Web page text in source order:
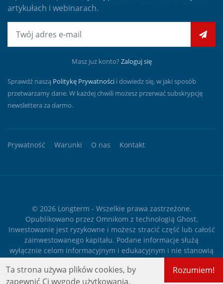
artykułach i webinarach.
Masz już konto? Zaloguj się
Sprawdź naszą Politykę Prywatności i dowiedz się, w jaki sposób
przetwarzamy dane. W każdej chwili możesz przerwać subskrypcję
newslettera za darmo.
Prywatność Warunki O nas Kontakt
© 2026 Longterm - Wszelkie prawa zastrzeżone.
Opublikowano przez Omnikom z technologią Ghost.
Inwestowanie jest ryzykowne i możesz stracić część lub całość
zainwestowanego kapitału. Podane informacje służą
wyłącznie celom informacyjnym i edukacyjnym i nie stanowią
żadnego rodzaju porady finansowej ani rekomendacji
inwestycyjnej.
Rozumiem!
Ta strona używa plików cookies, by
zapewnić Ci wygodę użytkowania.